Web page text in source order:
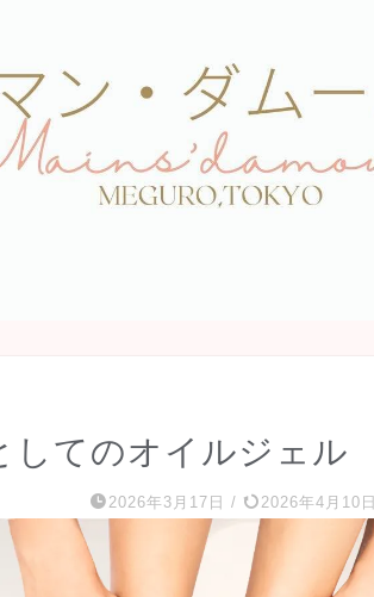
てのオイルジェル
2026年3月17日 / 2026年4月10日